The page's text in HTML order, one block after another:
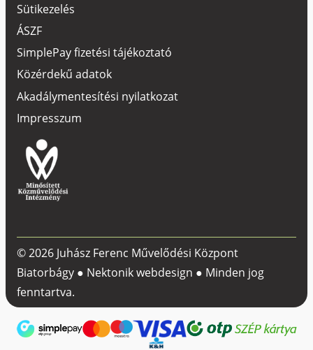
Sütikezelés
ÁSZF
SimplePay fizetési tájékoztató
Közérdekű adatok
Akadálymentesítési nyilatkozat
Impresszum
© 2026 Juhász Ferenc Művelődési Központ
Biatorbágy ● Nektonik webdesign ● Minden jog
fenntartva.